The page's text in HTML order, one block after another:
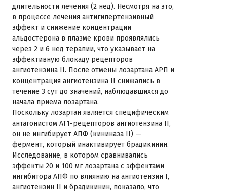
длительности лечения (2 нед). Несмотря на это,
в процессе лечения антигипертензивный
эффект и снижение концентрации
альдостерона в плазме крови проявлялись
через 2 и 6 нед терапии, что указывает на
эффективную блокаду рецепторов
ангиотензина II. После отмены лозартана АРП и
концентрация ангиотензина II снижались в
течение 3 сут до значений, наблюдавшихся до
начала приема лозартана.
Поскольку лозартан является специфическим
антагонистом АТ1-рецепторов ангиотензина II,
он не ингибирует АПФ (кининаза II) —
фермент, который инактивирует брадикинин.
Исследование, в котором сравнивались
эффекты 20 и 100 мг лозартана с эффектами
ингибитора АПФ по влиянию на ангиотензин I,
ангиотензин II и брадикинин, показало, что